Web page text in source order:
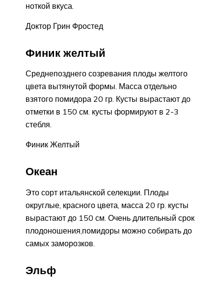
ноткой вкуса.
Доктор Грин Фростед
Финик желтый
Среднепозднего созревания плоды желтого
цвета вытянутой формы. Масса отдельно
взятого помидора 20 гр. Кусты вырастают до
отметки в 150 см. кусты формируют в 2-3
стебля.
Финик Желтый
Океан
Это сорт итальянской селекции. Плоды
округлые, красного цвета, масса 20 гр. кусты
вырастают до 150 см. Очень длительный срок
плодоношения,помидоры можно собирать до
самых заморозков.
Эльф